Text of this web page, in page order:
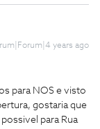
years ago
para NOS e visto
gostaria que
para Rua